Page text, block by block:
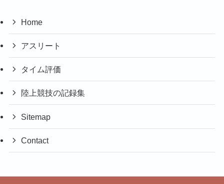
Home
アスリート
タイム評価
陸上競技の記録集
Sitemap
Contact